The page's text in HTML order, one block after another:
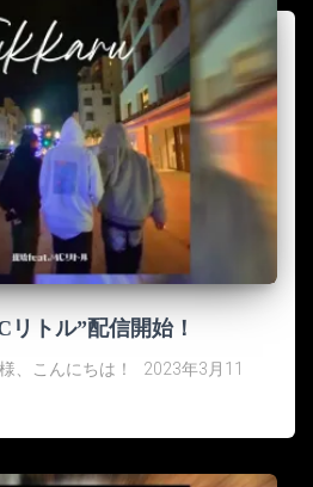
トル”配信開始！
、こんにちは！ 2023年3月11